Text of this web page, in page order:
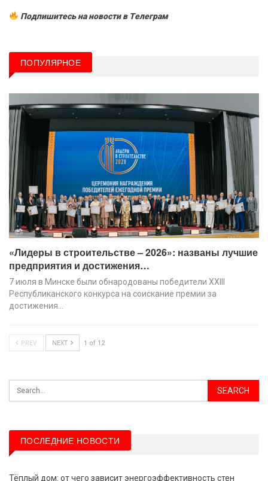
Подпишитесь на новости в Tелеграм
ПОПУЛЯРНОЕ
«Лидеры в строительстве – 2026»: названы лучшие
предприятия и достижения…
7 июля в Минске были обнародованы победители XХIII
Республиканского конкурса на соискание премии за
достижения…
PREV NEXT 1 of 12
ПОСЛЕДНИЕ НОВОСТИ
Тёплый дом: от чего зависит энергоэффективность стен